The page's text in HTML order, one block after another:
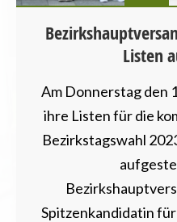
Listen
Am Donnerstag den
ihre Listen für die
Bezirkstagswahl
Spitzenkandidatin